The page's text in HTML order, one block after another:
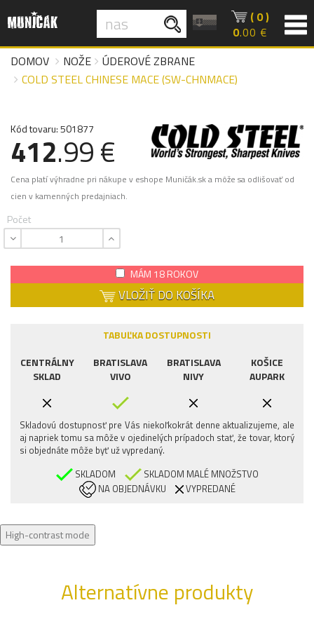
( 0 )
0.00 €
DOMOV
NOŽE
ÚDEROVÉ ZBRANE
COLD STEEL CHINESE MACE (SW-CHNMACE)
Kód tovaru: 501877
412.99 €
Cena platí výhradne pri nákupe v eshope Muničák.sk a môže sa odlišovať od
cien v kamenných predajniach.
Počet
MÁM 18 ROKOV
VLOŽIŤ DO KOŠÍKA
TABUĽKA DOSTUPNOSTI
CENTRÁLNY
SKLAD
BRATISLAVA
VIVO
BRATISLAVA
NIVY
KOŠICE
AUPARK
Skladovú dostupnosť pre Vás niekoľkokrát denne aktualizujeme, ale
aj napriek tomu sa môže v ojedinelých prípadoch stať, že tovar, ktorý
si objednáte môže byť už vypredaný.
SKLADOM
SKLADOM MALÉ MNOŽSTVO
NA OBJEDNÁVKU
VYPREDANÉ
High-contrast mode
Alternatívne produkty